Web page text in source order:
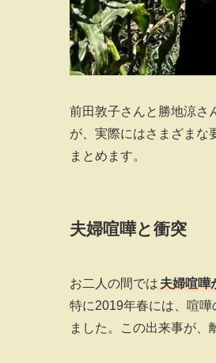
前田敦子さんと勝地涼さ
が、実際にはさまざまな
まとめます。
夫婦喧嘩と衝突
お二人の間では 夫婦喧嘩
特に2019年春には、喧
ました。この出来事が、